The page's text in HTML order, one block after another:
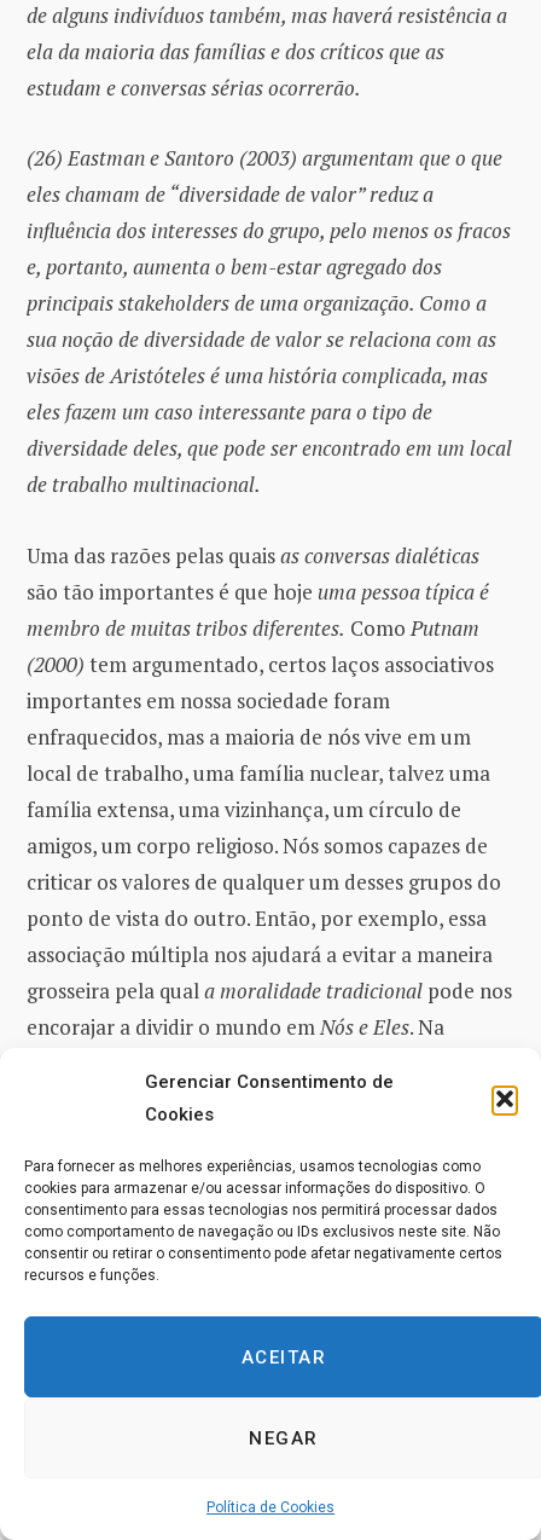
Gerenciar Consentimento de
Cookies
Para fornecer as melhores experiências, usamos tecnologias como
cookies para armazenar e/ou acessar informações do dispositivo. O
consentimento para essas tecnologias nos permitirá processar dados
como comportamento de navegação ou IDs exclusivos neste site. Não
consentir ou retirar o consentimento pode afetar negativamente certos
recursos e funções.
ACEITAR
NEGAR
Política de Cookies
de alguns indivíduos também, mas haverá resistência a
ela da maioria das famílias e dos críticos que as
estudam e conversas sérias ocorrerão.
(26) Eastman e Santoro (2003) argumentam que o que
eles chamam de “diversidade de valor” reduz a
influência dos interesses do grupo, pelo menos os fracos
e, portanto, aumenta o bem-estar agregado dos
principais stakeholders de uma organização. Como a
sua noção de diversidade de valor se relaciona com as
visões de Aristóteles é uma história complicada, mas
eles fazem um caso interessante para o tipo de
diversidade deles, que pode ser encontrado em um local
de trabalho multinacional.
Uma das razões pelas quaisas conversas dialéticas
são tão importantes é que hoje uma pessoa típica é
membro de muitas tribos diferentes. Como Putnam
(2000) tem argumentado, certos laços associativos
importantes em nossa sociedade foram
enfraquecidos, mas a maioria de nós vive em um
local de trabalho, uma família nuclear, talvez uma
família extensa, uma vizinhança, um círculo de
amigos, um corpo religioso. Nós somos capazes de
criticar os valores de qualquer um desses grupos do
ponto de vista do outro. Então, por exemplo, essa
associação múltipla nos ajudará a evitar a maneira
grosseira pela qual a moralidade tradicional pode nos
encorajar a dividir o mundo em Nós e Eles. Na
nós devemos a quem e por quê. Fazer isso não é
abandonara virtude da lealdade ou os prazeres da
associaçãoque todo animal sociável deve desfrutar,
mas pensar criticamente sobre por que a lealdade é
importante, o que justifica você em ser leal a mim,
como e por que a lealdade é capaz de degenerar em
Chauvinismo e como as nossas fortes intuições sobre
lealdade podem entrar em conflito com a justiça
justiça. Dessa maneira, as nossas múltiplas filiações